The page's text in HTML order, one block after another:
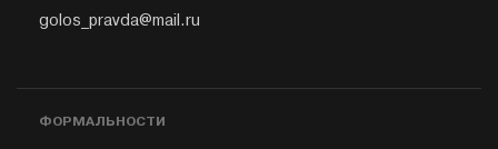
golos_pravda@mail.ru
ФОРМАЛЬНОСТИ